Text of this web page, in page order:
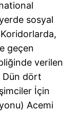
sosyal
geçen
verilen
Dün dört
İçin
Acemi